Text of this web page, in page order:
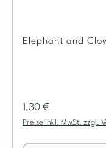
Elephant and
Regulärer Preis:
1,30 €
Preise inkl. MwSt. zzgl.